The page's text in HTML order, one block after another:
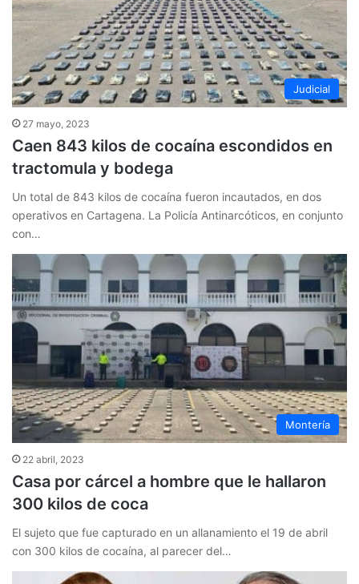
Judicial
27 mayo, 2023
Caen 843 kilos de cocaína escondidos en
tractomula y bodega
Un total de 843 kilos de cocaína fueron incautados, en dos
operativos en Cartagena. La Policía Antinarcóticos, en conjunto
con…
Montería
22 abril, 2023
Casa por cárcel a hombre que le hallaron
300 kilos de coca
El sujeto que fue capturado en un allanamiento el 19 de abril
con 300 kilos de cocaína, al parecer del…